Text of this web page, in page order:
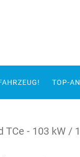
TOP-
- 103 kW /